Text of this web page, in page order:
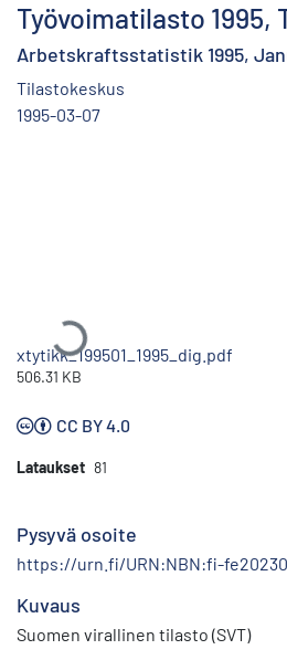
Työvoimatilasto 1995,
Arbetskraftsstatistik 1995,
Tilastokeskus
1995-03-07
Ladataan...
xtytikk_199501_1995_dig.pdf
506.31 KB
CC BY 4.0
Lataukset 81
Pysyvä osoite
https://urn.fi/URN:NBN:fi-
Kuvaus
Suomen virallinen tilasto (SVT)